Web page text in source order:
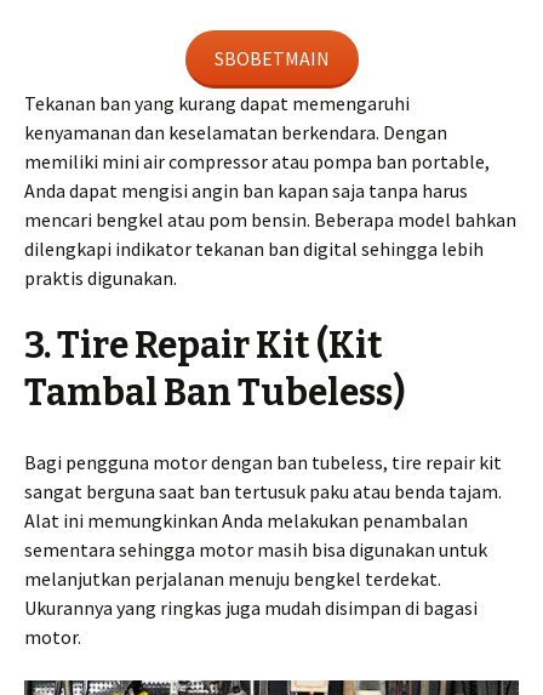
SBOBETMAIN
Tekanan ban yang kurang dapat memengaruhi
kenyamanan dan keselamatan berkendara. Dengan
memiliki mini air compressor atau pompa ban portable,
Anda dapat mengisi angin ban kapan saja tanpa harus
mencari bengkel atau pom bensin. Beberapa model bahkan
dilengkapi indikator tekanan ban digital sehingga lebih
praktis digunakan.
3. Tire Repair Kit (Kit
Tambal Ban Tubeless)
Bagi pengguna motor dengan ban tubeless, tire repair kit
sangat berguna saat ban tertusuk paku atau benda tajam.
Alat ini memungkinkan Anda melakukan penambalan
sementara sehingga motor masih bisa digunakan untuk
melanjutkan perjalanan menuju bengkel terdekat.
Ukurannya yang ringkas juga mudah disimpan di bagasi
motor.